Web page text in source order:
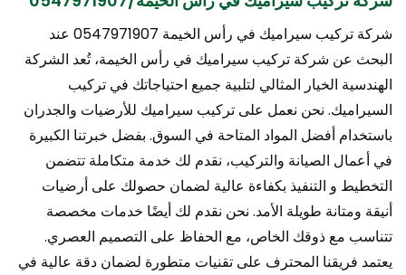
شركة تركيب سيراميك في رأس الخيمة 0547971907 عند
البحث عن شركة تركيب سيراميك في رأس الخيمة، تُعد الشركة
الهندسية الخيار المثالي لتلبية جميع احتياجاتك في تركيب
السيراميك. نحن نعمل على تركيب سيراميك للأرضيات والجدران
باستخدام أفضل المواد المتاحة في السوق. بفضل خبرتنا الكبيرة
في أعمال الصيانة والتركيب، نقدم لك خدمة متكاملة تتضمن
التخطيط و التنفيذ بكفاءة عالية لضمان حصولك على أرضيات
أنيقة ومتانة طويلة الأمد. نحن نقدم لك أيضًا خدمات مخصصة
تتناسب مع ذوقك الخاص، مع الحفاظ على التصميم العصري.
يعتمد فريقنا المحترف على تقنيات متطورة لضمان دقة عالية في